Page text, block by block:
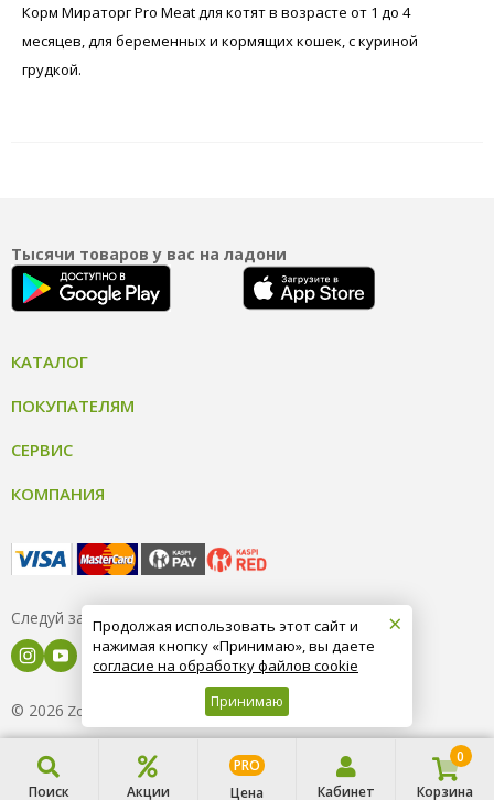
Корм Мираторг Pro Meat для котят в возрасте от 1 до 4
месяцев, для беременных и кормящих кошек, с куриной
грудкой.
Тысячи товаров у вас на ладони
КАТАЛОГ
ПОКУПАТЕЛЯМ
СЕРВИС
КОМПАНИЯ
Следуй за нами
© 2026 ZooOptTorg.KZ 8 (800) 004-09-40
Поиск Акции
PRO
Цена
Кабинет Корзина
0
×
Продолжая использовать этот сайт и
нажимая кнопку «Принимаю», вы даете
согласие на обработку файлов cookie
Принимаю